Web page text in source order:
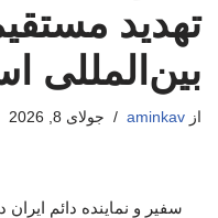
تهدید
بین‌المللی
از aminkav جولای 8, 2026
سفیر و نماینده دائم